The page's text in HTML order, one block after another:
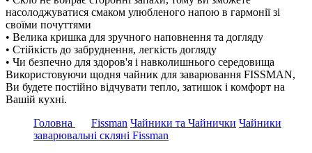
насолоджуватися смаком улюбленого напою в гармонії зі
своїми почуттями
• Велика кришка для зручного наповнення та догляду
• Стійкість до забруднення, легкість догляду
• Чи безпечно для здоров'я і навколишнього середовища
Використовуючи щодня чайник для заварювання FISSMAN,
Ви будете постійно відчувати тепло, затишок і комфорт на
Вашій кухні.
Головна
Fissman Чайники та Чайнички Чайники
заварювальні скляні Fissman